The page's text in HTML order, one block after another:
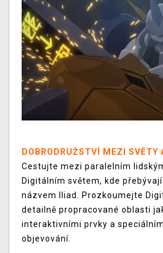
DOBRODRUŽSTVÍ MEZI SVĚTY
Cestujte mezi paralelním
Digitálním světem, kde
názvem Iliad. Prozkoumejte
detailně propracované oblasti
interaktivními prvky a
objevování.